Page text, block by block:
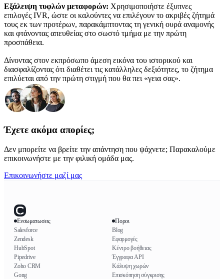
Εξάλειψη τυφλών μεταφορών: Χρησιμοποιήστε έξυπνες
επιλογές IVR, ώστε οι καλούντες να επιλέγουν το ακριβές ζήτημά
τους εκ των προτέρων, παρακάμπτοντας τη γενική ουρά αναμονής
και φτάνοντας απευθείας στο σωστό τμήμα με την πρώτη
προσπάθεια.
Δίνοντας στον εκπρόσωπο άμεση εικόνα του ιστορικού και
διασφαλίζοντας ότι διαθέτει τις κατάλληλες δεξιότητες, το ζήτημα
επιλύεται από την πρώτη στιγμή που θα πει «γεια σας».
Έχετε ακόμα απορίες;
Δεν μπορείτε να βρείτε την απάντηση που ψάχνετε; Παρακαλούμε
επικοινωνήστε με την φιλική ομάδα μας.
Επικοινωνήστε μαζί μας
Ενσωματωσεις
Salesforce
Zendesk
HubSpot
Pipedrive
Zoho CRM
Gong
Ποροι
Blog
Εφαρμογές
Κέντρο βοήθειας
Έγγραφα API
Κάλυψη χωρών
Επισκόπηση σύγκρισης